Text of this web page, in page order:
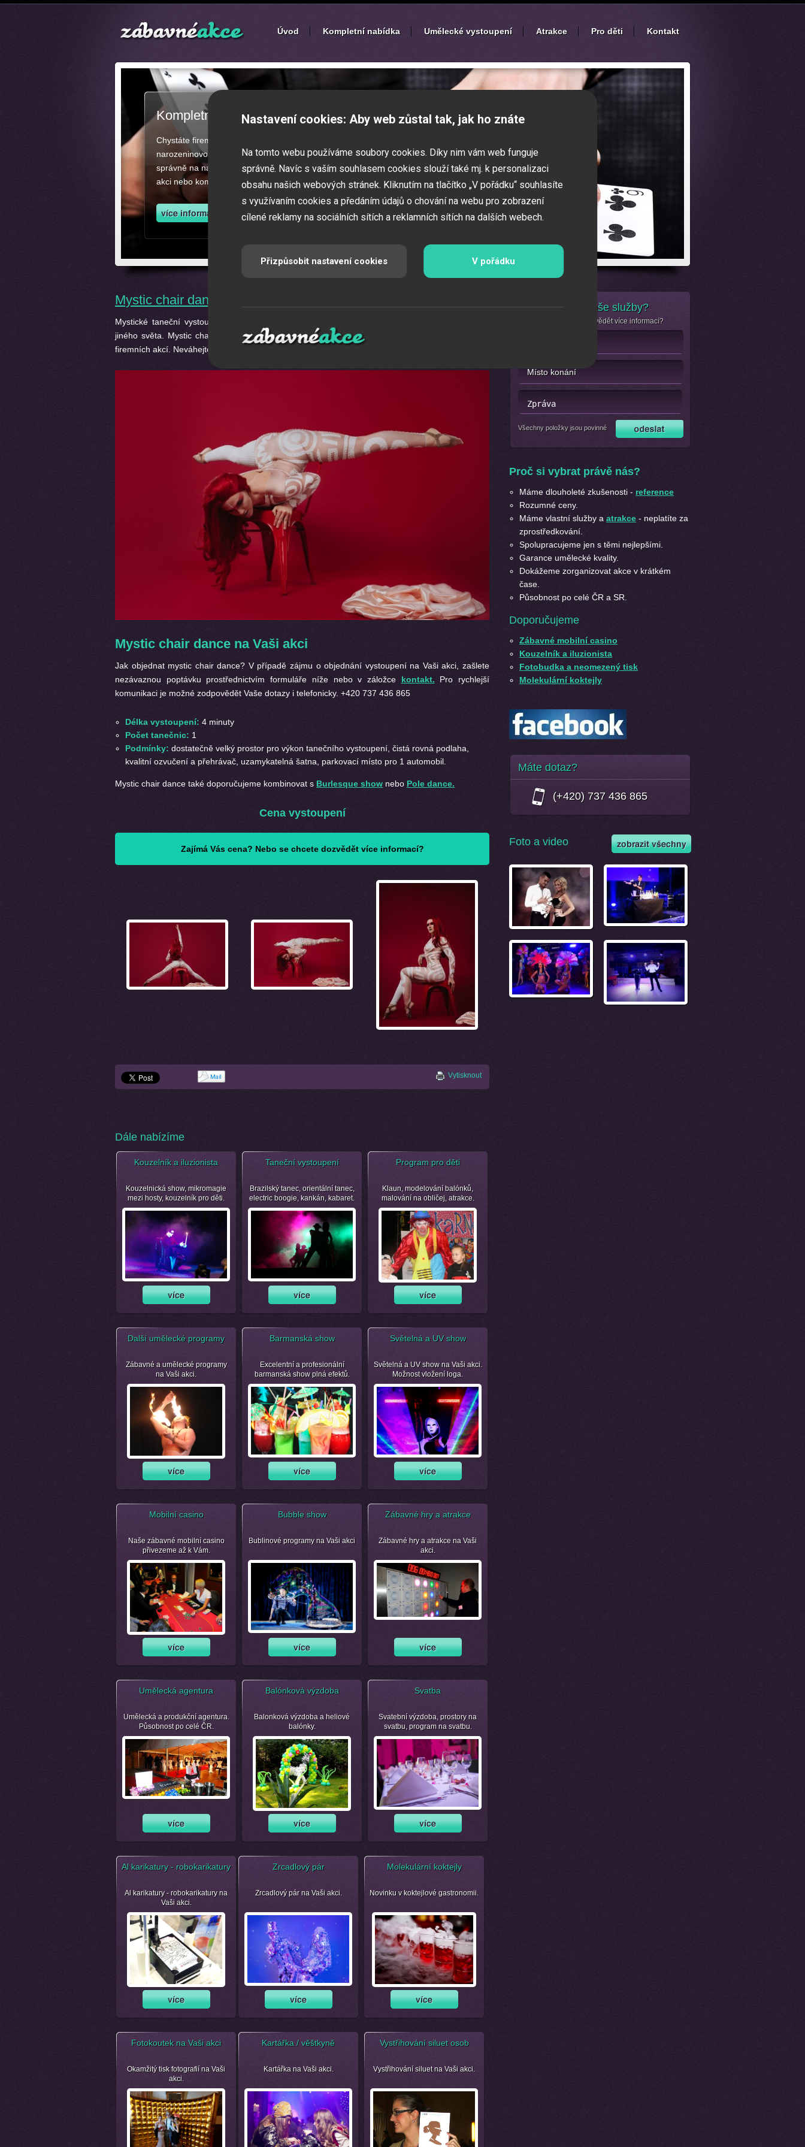
Úvod Kompletní nabídka Umělecké vystoupení Atrakce Pro děti Kontakt
Kompletní zajištěnízábavných akcí
Chystáte firemní akci, večírek nebo ples? Připravujete svatbu,
narozeninovou oslavu či zábavné představení pro děti? Pak jste
správně na našich stránkách. Zajistíme Vám jednotlivé umělce na Vaši
akci nebo kompletní zajištění zábavných a firemních akcí.
Mystic chair dance
Mystické taneční vystoupení. Kombinace contemporary a chair dance. Nechte se vtáhnout do
jiného světa. Mystic chair dance je vhodná pro zpestření plesů, narozeninových oslav, svateb a
firemních akcí. Neváhejte nás kdykoliv
Mystic chair dance na Vaši akci
Jak objednat mystic chair dance? V případě zájmu o objednání vystoupení na Vaši akci, zašlete
nezávaznou poptávku prostřednictvím formuláře níže nebo v záložce kontakt. Pro rychlejší
komunikaci je možné zodpovědět Vaše dotazy i telefonicky. +420 737 436 865
Délka vystoupení: 4 minuty
Počet tanečnic: 1
Podmínky: dostatečně velký prostor pro výkon tanečního vystoupení, čistá rovná podlaha,
kvalitní ozvučení a přehrávač, uzamykatelná šatna, parkovací místo pro 1 automobil.
Mystic chair dance také doporučujeme kombinovat s Burlesque show nebo Pole dance.
Cena vystoupení
Zajímá Vás cena? Nebo se chcete dozvědět více informací?
Vytisknout
Dále nabízíme
Kouzelník a iluzionista
Kouzelnická show, mikromagie
mezi hosty, kouzelník pro děti.
Taneční vystoupení
Brazilský tanec, orientální tanec,
electric boogie, kankán, kabaret.
Program pro děti
Klaun, modelování balónků,
malování na obličej, atrakce.
Další umělecké programy
Zábavné a umělecké programy
na Vaši akci.
Barmanská show
Excelentní a profesionální
barmanská show plná efektů.
Světelná a UV show
Světelná a UV show na Vaši akci.
Možnost vložení loga.
Mobilní casino
Naše zábavné mobilní casino
přivezeme až k Vám.
Bubble show
Bublinové programy na Vaši akci
Zábavné hry a atrakce
Zábavné hry a atrakce na Vaši
akci.
Umělecká agentura
Umělecká a produkční agentura.
Působnost po celé ČR.
Balónková výzdoba
Balonková výzdoba a heliové
balónky.
Svatba
Svatební výzdoba, prostory na
svatbu, program na svatbu.
Al karikatury - robokarikatury
Al karikatury - robokarikatury na
Vaši akci.
Zrcadlový pár
Zrcadlový pár na Vaši akci.
Molekulární koktejly
Novinku v koktejlové gastronomii.
Fotokoutek na Vaši akci
Okamžitý tisk fotografií na Vaši
akci.
Kartářka / věštkyně
Kartářka na Vaši akci.
Vystřihování siluet osob
Vystřihování siluet na Vaši akci.
Máte zájem o naše služby?
Nebo se jen chcete dozvědět více informací?
Všechny položky jsou povinné
Proč si vybrat právě nás?
Máme dlouholeté zkušenosti - reference
Rozumné ceny.
Máme vlastní služby a atrakce - neplatíte za
zprostředkování.
Spolupracujeme jen s těmi nejlepšími.
Garance umělecké kvality.
Dokážeme zorganizovat akce v krátkém
čase.
Působnost po celé ČR a SR.
Doporučujeme
Zábavné mobilní casino
Kouzelník a iluzionista
Fotobudka a neomezený tisk
Molekulární koktejly
Máte dotaz?
(+420) 737 436 865
Foto a video
Nastavení cookies: Aby web zůstal tak, jak ho znáte
Na tomto webu používáme soubory cookies. Díky nim vám web funguje
správně. Navíc s vaším souhlasem cookies slouží také mj. k personalizaci
obsahu našich webových stránek. Kliknutím na tlačítko „V pořádku“ souhlasíte
s využívaním cookies a předáním údajů o chování na webu pro zobrazení
cílené reklamy na sociálních sítích a reklamních sítích na dalších webech.
Přizpůsobit nastavení cookies V pořádku